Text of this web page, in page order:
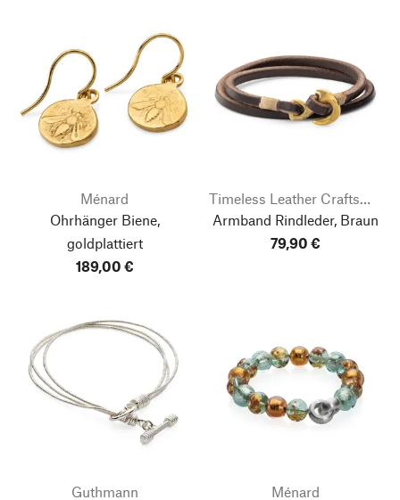
Ménard
Ohrhänger Biene,
goldplattiert
189,00 €
Timeless Leather Craftsmanship
Armband Rindleder, Braun
79,90 €
Guthmann
Ménard